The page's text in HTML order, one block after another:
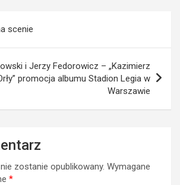
scenie
i Jerzy Fedorowicz – „Kazimierz
promocja albumu Stadion Legia w
Warszawie
zostanie opublikowany. Wymagane
*